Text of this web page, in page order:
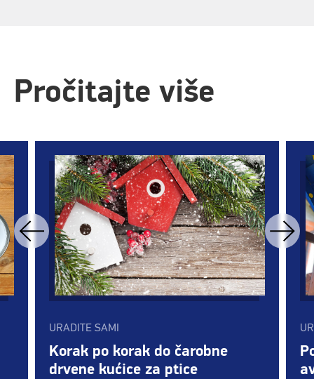
Pročitajte više
URADITE SAMI
Korak po korak do čarobne
drvene kućice za ptice